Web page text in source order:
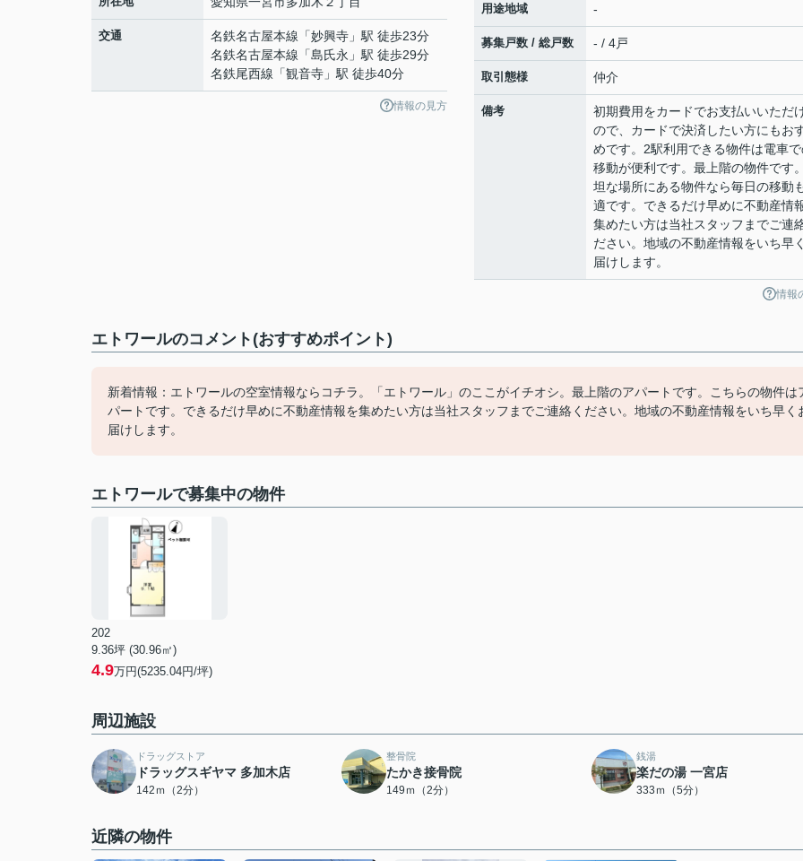
交通 名鉄名古屋本線 「妙興寺 」駅 徒歩23分
名鉄名古屋本線 「島氏永 」駅 徒歩29分
名鉄尾西線 「観音寺 」駅 徒歩40分
情報の見方
用途地域 -
募集戸数 / 総戸数 - / 4戸
取引態様 仲介
備考
初期費用をカードでお支払いいただ
ので、カードで決済したい方にもお
めです。2駅利用できる物件は電車
移動が便利です。最上階の物件です
坦な場所にある物件なら毎日の移動
適です。できるだけ早めに不動産情
集めたい方は当社スタッフまでご連
ださい。地域の不動産情報をいち早
届けします。
情報
エトワールのコメント(おすすめポイント)
新着情報：エトワールの空室情報ならコチラ。「エトワール」のここがイチオシ。最上階のアパートです。こちらの物件は
パートです。できるだけ早めに不動産情報を集めたい方は当社スタッフまでご連絡ください。地域の不動産情報をいち早く
届けします。
エトワールで募集中の物件
202
9.36坪 (30.96㎡)
4.9万円(5235.04円/坪)
周辺施設
ドラッグストア
ドラッグスギヤマ 多加木店
142ｍ（2分）
整骨院
たかき接骨院
149ｍ（2分）
銭湯
楽だの湯 一宮店
333ｍ（5分）
近隣の物件